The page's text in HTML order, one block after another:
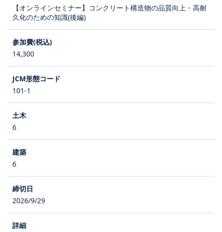
【オンラインセミナー】コンクリート構造物の品質向上・高耐
久化のための知識(後編)
14,300
101-1
6
6
2026/9/29